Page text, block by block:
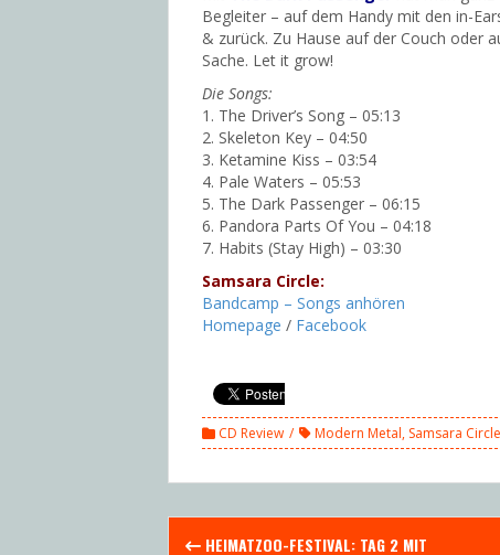
Begleiter – auf dem Handy mit den in-
& zurück. Zu Hause auf der Couch oder
Sache. Let it grow!
Die Songs:
1. The Driver’s Song – 05:13
2. Skeleton Key – 04:50
3. Ketamine Kiss – 03:54
4. Pale Waters – 05:53
5. The Dark Passenger – 06:15
6. Pandora Parts Of You – 04:18
7. Habits (Stay High) – 03:30
Samsara Circle:
Bandcamp – Songs anhören
Homepage / Facebook
CD Review Modern Metal, Samsara Circle
PostHEIMATZOO-FESTIVAL: TAG 2 MIT